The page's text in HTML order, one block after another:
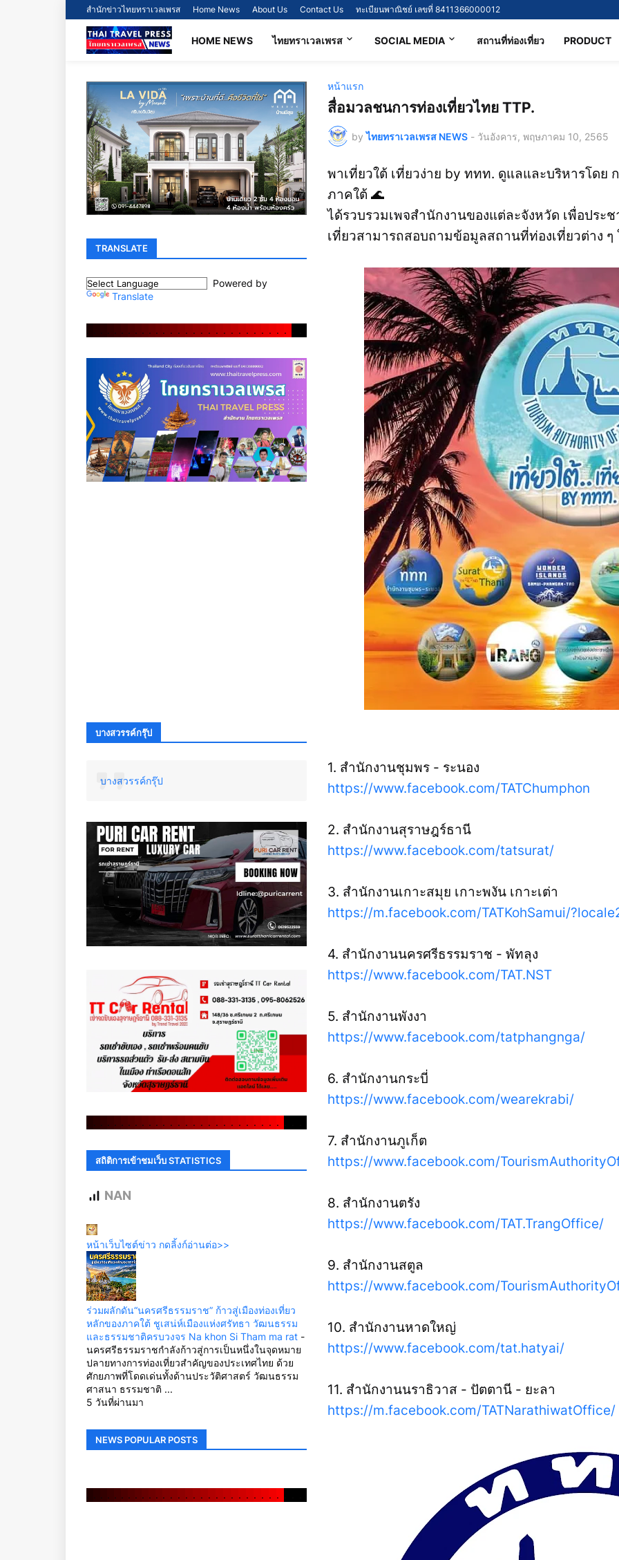
สำนักข่าวไทยทราเวลเพรส Home News About Us Contact Us ทะเบียนพาณิชย์ เลขที่ 8411366000012
HOME NEWS ไทยทราเวลเพรส SOCIAL MEDIA สถานที่ท่องเที่ยว PRODUCT
หน้าแรก
สื่อมวลชนการท่องเที่ยวไทย TTP.
by ไทยทราเวลเพรส NEWS - วันอังคาร, พฤษภาคม 10, 2565
พาเที่ยวใต้ เที่ยวง่าย by ททท. ดูแลและบริหารโดย
ภาคใต้ 🌊
ได้รวบรวมเพจสำนักงานของแต่ละจังหวัด เพื่อประ
เที่ยวสามารถสอบถามข้อมูลสถานที่ท่องเที่ยวต่าง
1. สำนักงานชุมพร - ระนอง
https://www.facebook.com/TATChumphon
2. สำนักงานสุราษฎร์ธานี
https://www.facebook.com/tatsurat/
3. สำนักงานเกาะสมุย เกาะพงัน เกาะเต่า
https://m.facebook.com/TATKohSamui/
4. สำนักงานนครศรีธรรมราช - พัทลุง
https://www.facebook.com/TAT.NST
5. สำนักงานพังงา
https://www.facebook.com/tatphangnga/
6. สำนักงานกระบี่
https://www.facebook.com/wearekrabi/
7. สำนักงานภูเก็ต
https://www.facebook.com/
8. สำนักงานตรัง
https://www.facebook.com/TAT.TrangOffice/
9. สำนักงานสตูล
https://www.facebook.com/
10. สำนักงานหาดใหญ่
https://www.facebook.com/tat.hatyai/
11. สำนักงานนราธิวาส - ปัตตานี - ยะลา
https://m.facebook.com/TATNarathiwatOffice/
TRANSLATE
Powered by
Translate
. . . . . . . . . . . . . . . . . . . . . . . .
บางสวรรค์กรุ๊ป
บางสวรรค์กรุ๊ป
. . . . . . . . . . . . . . . . . . . . . . . . . .
สถิติการเข้าชมเว็บ STATISTICS
NAN
หน้าเว็บไซต์ข่าว กดลิ้งก์อ่านต่อ>>
ร่วมผลักดัน“นครศรีธรรมราช” ก้าวสู่เมืองท่องเที่ยว
หลักของภาคใต้ ชูเสน่ห์เมืองแห่งศรัทธา วัฒนธรรม
และธรรมชาติครบวงจร Na khon Si Tham ma rat -
นครศรีธรรมราชกำลังก้าวสู่การเป็นหนึ่งในจุดหมาย
ปลายทางการท่องเที่ยวสำคัญของประเทศไทย ด้วย
ศักยภาพที่โดดเด่นทั้งด้านประวัติศาสตร์ วัฒนธรรม
ศาสนา ธรรมชาติ ...
5 วันที่ผ่านมา
NEWS POPULAR POSTS
. . . . . . . . . . . . . . . . . . . . . . . . . .